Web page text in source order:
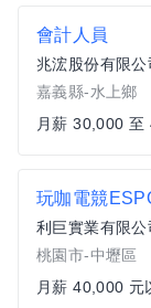
會計人員
兆浤股份有限公
嘉義縣-水上鄉
月薪 30,000
玩咖電競
利巨實業有限公
桃園市-中壢區
月薪 40,000 元